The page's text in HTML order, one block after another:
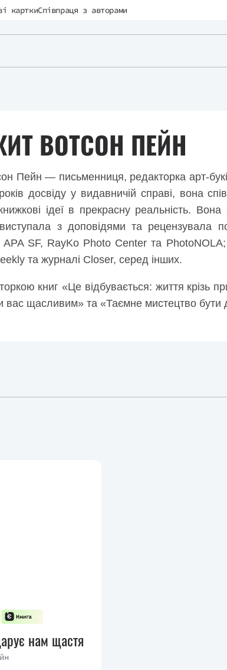
карткиСпівпраця з авторами
ВОТСОН ПЕЙН
Пейн — письменниця, редакторка арт-
досвіду у видавничій справі, вона
книжкові ідеї в прекрасну реальність.
з доповідями та рецензувала
APA SF, RayKo Photo Center та
та журналі Closer, серед інших.
книг «Це відбувається: життя
вас щасливим» та «Таємне мистецтво
нам щастя